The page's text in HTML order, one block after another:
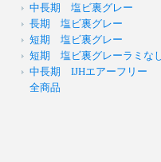
中長期 塩ビ裏グレー
長期 塩ビ裏グレー
短期 塩ビ裏グレー
短期 塩ビ裏グレーラミな
中長期 IJHエアーフリー
全商品